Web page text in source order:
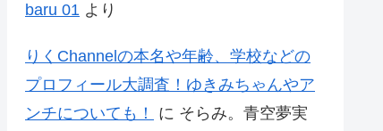
baru 01 より
りくChannelの本名や年齢、学校などの
プロフィール大調査！ゆきみちゃんやア
ンチについても！
に そらみ。青空夢実